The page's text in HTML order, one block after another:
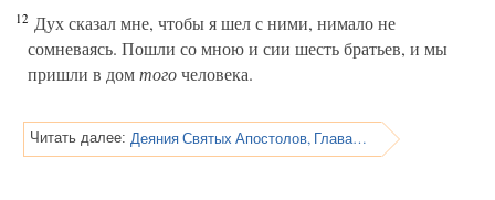
12 Дух сказал мне, чтобы я шел с ними, нимало не
сомневаясь. Пошли со мною и сии шесть братьев, и мы
пришли в домтогочеловека.
Читать далее: Деяния Святых Апостолов, Глава 11